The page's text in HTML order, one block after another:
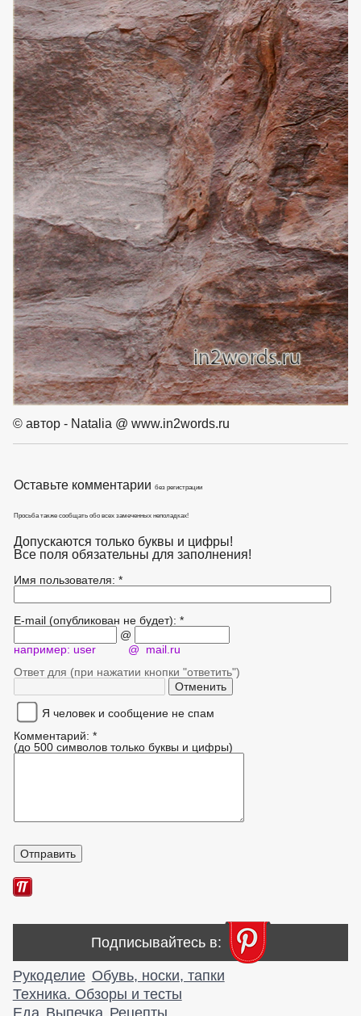
© автор - Natalia @ www.in2words.ru
Оставьте комментарии без регистрации
Просьба также сообщать обо всех замеченных неполадках!
Допускаются только буквы и цифры!
Все поля обязательны для заполнения!
Имя пользователя: *
E-mail (опубликован не будет): *
@
например: user @ mail.ru
Ответ для (при нажатии кнопки "ответить")
Я человек и сообщение не спам
Комментарий: *
(до 500 символов только буквы и цифры)
Подписывайтесь в:
Рукоделие Обувь, носки, тапки
Техника. Обзоры и тесты
Еда Выпечка Рецепты